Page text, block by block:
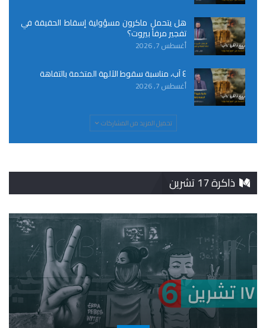
هل يتحمل ماكرون مسؤولية إسقاط الحقيقة في
تفجير مرفأ بيروت؟
أغسطس 7, 2026
٤ آب، مناسبة سقوط الآلهة المتخمة بالتفاهة
أغسطس 7, 2026
تحميل المزيد من المشاركات
ذاكرة 17 تشرين